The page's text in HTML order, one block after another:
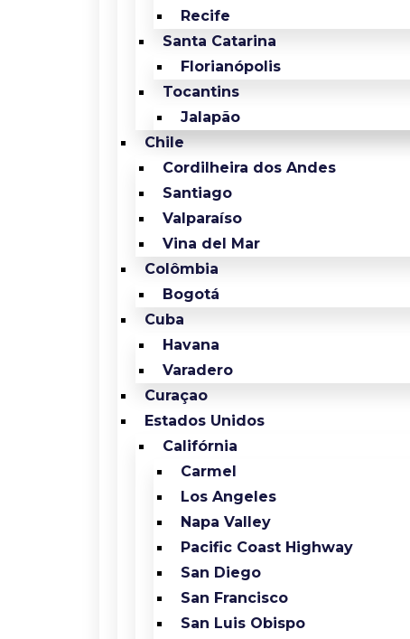
Recife
Santa Catarina
Florianópolis
Tocantins
Jalapão
Chile
Cordilheira dos Andes
Santiago
Valparaíso
Vina del Mar
Colômbia
Bogotá
Cuba
Havana
Varadero
Curaçao
Estados Unidos
Califórnia
Carmel
Los Angeles
Napa Valley
Pacific Coast Highway
San Diego
San Francisco
San Luis Obispo